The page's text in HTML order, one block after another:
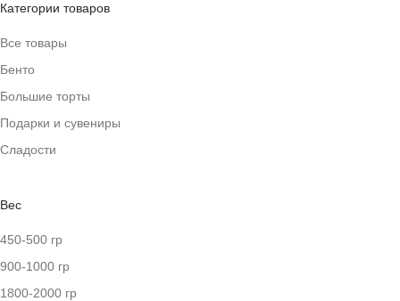
Категории товаров
Все товары
Бенто
Большие торты
Подарки и сувениры
Сладости
Вес
450-500 гр
900-1000 гр
1800-2000 гр